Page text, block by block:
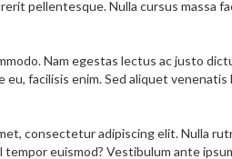
pellentesque. Nulla cursus massa
Nam egestas lectus ac justo
facilisis enim. Sed aliquet
consectetur adipiscing elit. Nulla
euismod? Vestibulum ante